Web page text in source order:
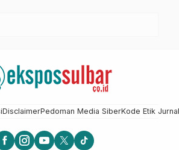
DisclaimerPedoman Media SiberKode Etik